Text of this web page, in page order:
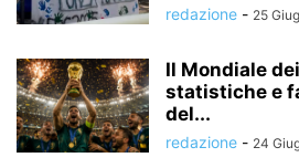
redazione - 25
Il Mondiale
statistiche e
del...
redazione - 24